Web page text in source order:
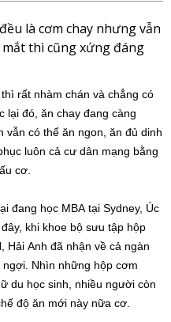
là cơm chay nhưng vẫn
thì cũng xứng đáng
rất nhàm chán và chẳng có
lại đó, ăn chay đang càng
vẫn có thể ăn ngon, ăn đủ dinh
luôn cả cư dân mạng bằng
cơ.
đang học MBA tại Sydney, Úc
khi khoe bộ sưu tập hộp
Hải Anh đã nhận về cả ngàn
Nhìn những hộp cơm
du học sinh, nhiều người còn
độ ăn mới này nữa cơ.